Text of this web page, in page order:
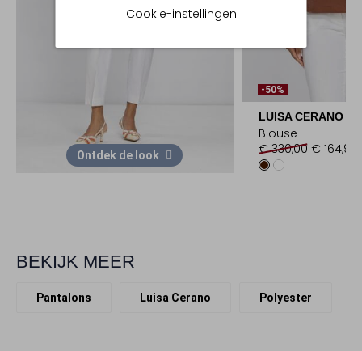
Cookie-instellingen
Ontdek de look
-50%
LUISA CERANO
Blouse
€ 330,00 € 164,99
BEKIJK MEER
Pantalons Luisa Cerano Polyester